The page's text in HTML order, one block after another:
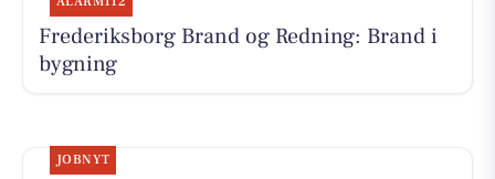
Frederiksborg Brand og Redning: Brand i
bygning
JOBNYT